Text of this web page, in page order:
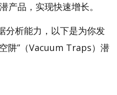
产品，实现快速增长。
分析能力，以下是为你发
阱”（Vacuum Traps）潜